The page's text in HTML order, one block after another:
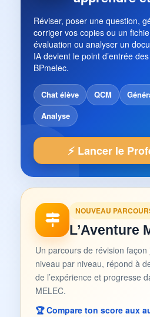
Réviser, poser une question,
corriger vos copies ou un
évaluation ou analyser un
IA devient le point d’entrée
BPmelec.
Chat élève QCM
Analyse
⚡ Lancer le
NOUVEAU
L’Aventure
Un parcours de révision façon
niveau par niveau, répond à
de l’expérience et progresse
MELEC.
🏆 Compare ton score aux